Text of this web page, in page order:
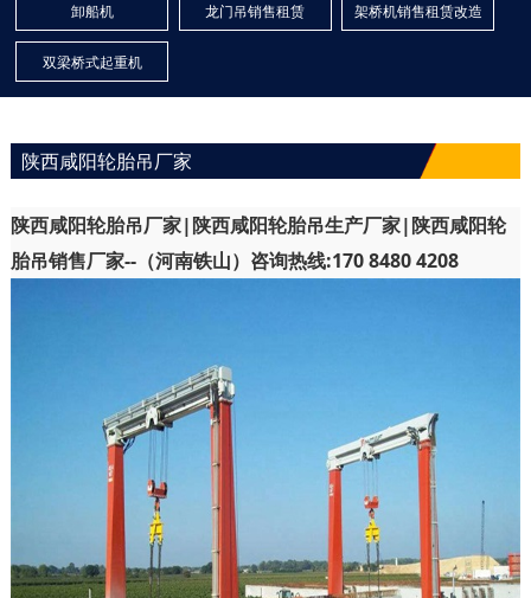
卸船机 龙门吊销售租赁 架桥机销售租赁改造
双梁桥式起重机
陕西咸阳轮胎吊厂家
陕西咸阳轮胎吊厂家|陕西咸阳轮胎吊生产厂家|陕西咸阳轮
胎吊销售厂家--（河南铁山）咨询热线:170 8480 4208